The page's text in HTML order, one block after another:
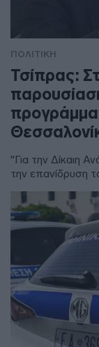
ΠΟΛΙΤΙΚΗ
Τσίπρας:
"Για την Δίκαιη
την επανίδρυση